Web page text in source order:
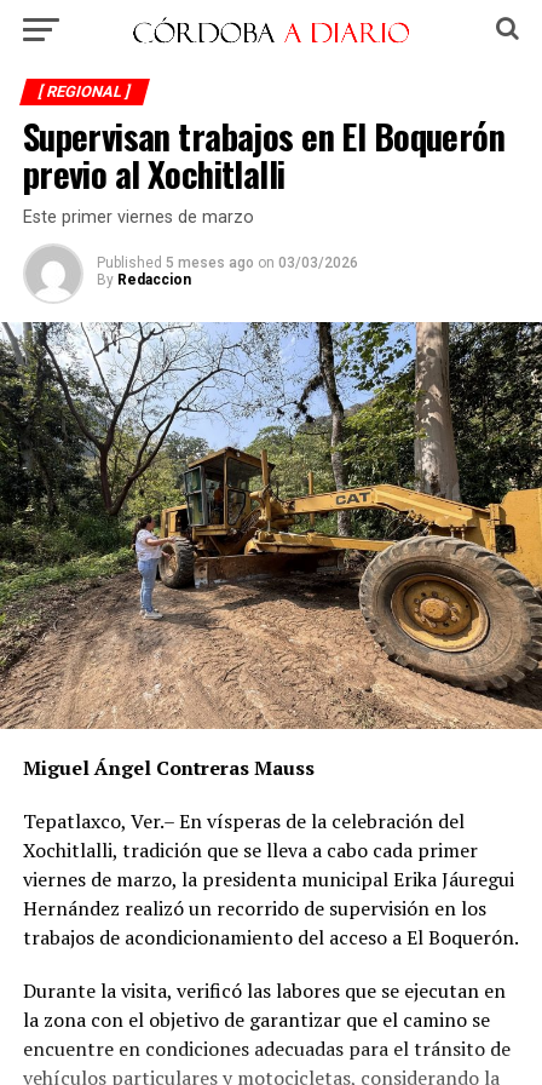
[ REGIONAL ]
Supervisan trabajos en El Boquerón
previo al Xochitlalli
Este primer viernes de marzo
Published 5 meses ago on 03/03/2026
By Redaccion
Miguel Ángel Contreras Mauss
Tepatlaxco, Ver.– En vísperas de la celebración del
Xochitlalli, tradición que se lleva a cabo cada primer
viernes de marzo, la presidenta municipal Erika Jáuregui
Hernández realizó un recorrido de supervisión en los
trabajos de acondicionamiento del acceso a El Boquerón.
Durante la visita, verificó las labores que se ejecutan en
la zona con el objetivo de garantizar que el camino se
encuentre en condiciones adecuadas para el tránsito de
vehículos particulares y motocicletas, considerando la